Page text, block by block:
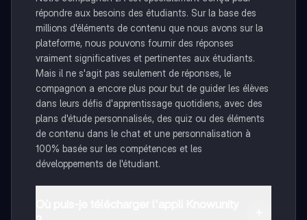
répondre aux besoins des étudiants. Sur la base des
millions d'éléments de contenu que nous avons sur la
plateforme, nous pouvons fournir des réponses
vraiment significatives et pertinentes aux étudiants.
Mais il ne s'agit pas seulement de réponses, le
compagnon a encore plus pour but de guider les élèves
dans leurs défis d'apprentissage quotidiens, avec des
plans d'étude personnalisés, des quiz ou des éléments
de contenu dans le chat et une personnalisation à
100% basée sur les compétences et les
développements de l'étudiant.